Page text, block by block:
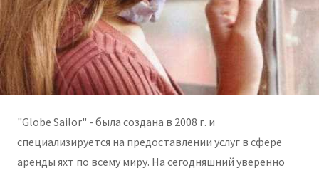
"Globe Sailor" - была создана в 2008 г. и
специализируется на предоставлении услуг в сфере
аренды яхт по всему миру. На сегодняшний уверенно